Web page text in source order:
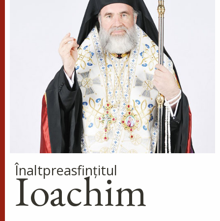
doxologia.ro
Preia articolele Doxologia în site-ul tău!
Înaltpreasfinţitul
Ioachim